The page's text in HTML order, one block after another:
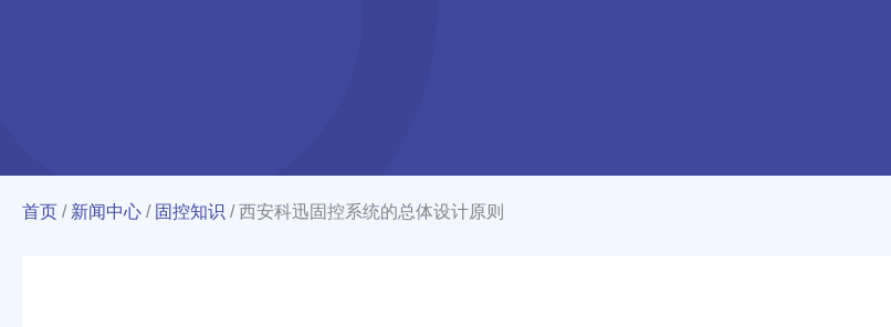
首页 / 新闻中心 / 固控知识 /西安科迅固控系统的总体设计原则